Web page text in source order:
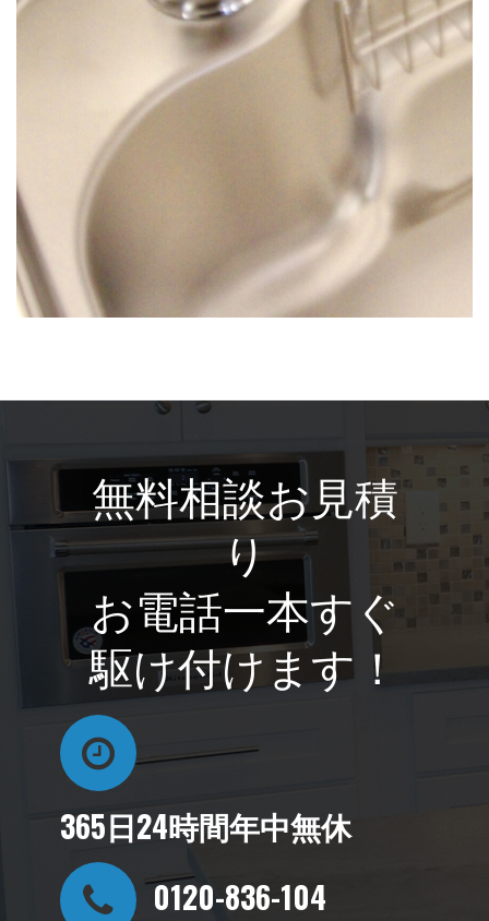
無料相談お見積
り
お電話一本すぐ
駆け付けます！
365日24時間年中無休
0120-836-104